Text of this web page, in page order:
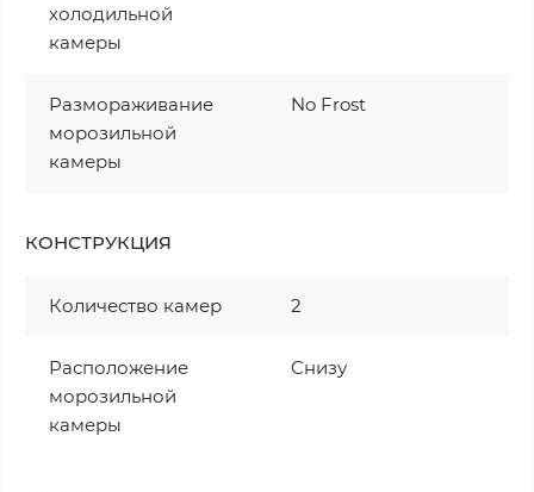
холодильной
камеры
Размораживание
морозильной
камеры
No Frost
КОНСТРУКЦИЯ
Количество камер 2
Расположение
морозильной
камеры
Cнизу